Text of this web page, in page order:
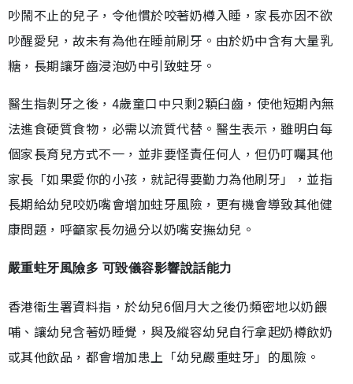
吵鬧不止的兒子，令他慣於咬著奶樽入睡，家長亦因不欲
吵醒愛兒，故未有為他在睡前刷牙。由於奶中含有大量乳
糖，長期讓牙齒浸泡奶中引致蛀牙。
醫生指剝牙之後，4歲童口中只剩2顆臼齒，使他短期內無
法進食硬質食物，必需以流質代替。醫生表示，雖明白每
個家長育兒方式不一，並非要怪責任何人，但仍叮囑其他
家長「如果愛你的小孩，就記得要勤力為他刷牙」，並指
長期給幼兒咬奶嘴會增加蛀牙風險，更有機會導致其他健
康問題，呼籲家長勿過分以奶嘴安撫幼兒。
嚴重蛀牙風險多 可毀儀容影響說話能力
香港衞生署資料指，於幼兒6個月大之後仍頻密地以奶餵
哺、讓幼兒含著奶睡覺，與及縱容幼兒自行拿起奶樽飲奶
或其他飲品，都會增加患上「幼兒嚴重蛀牙」的風險。